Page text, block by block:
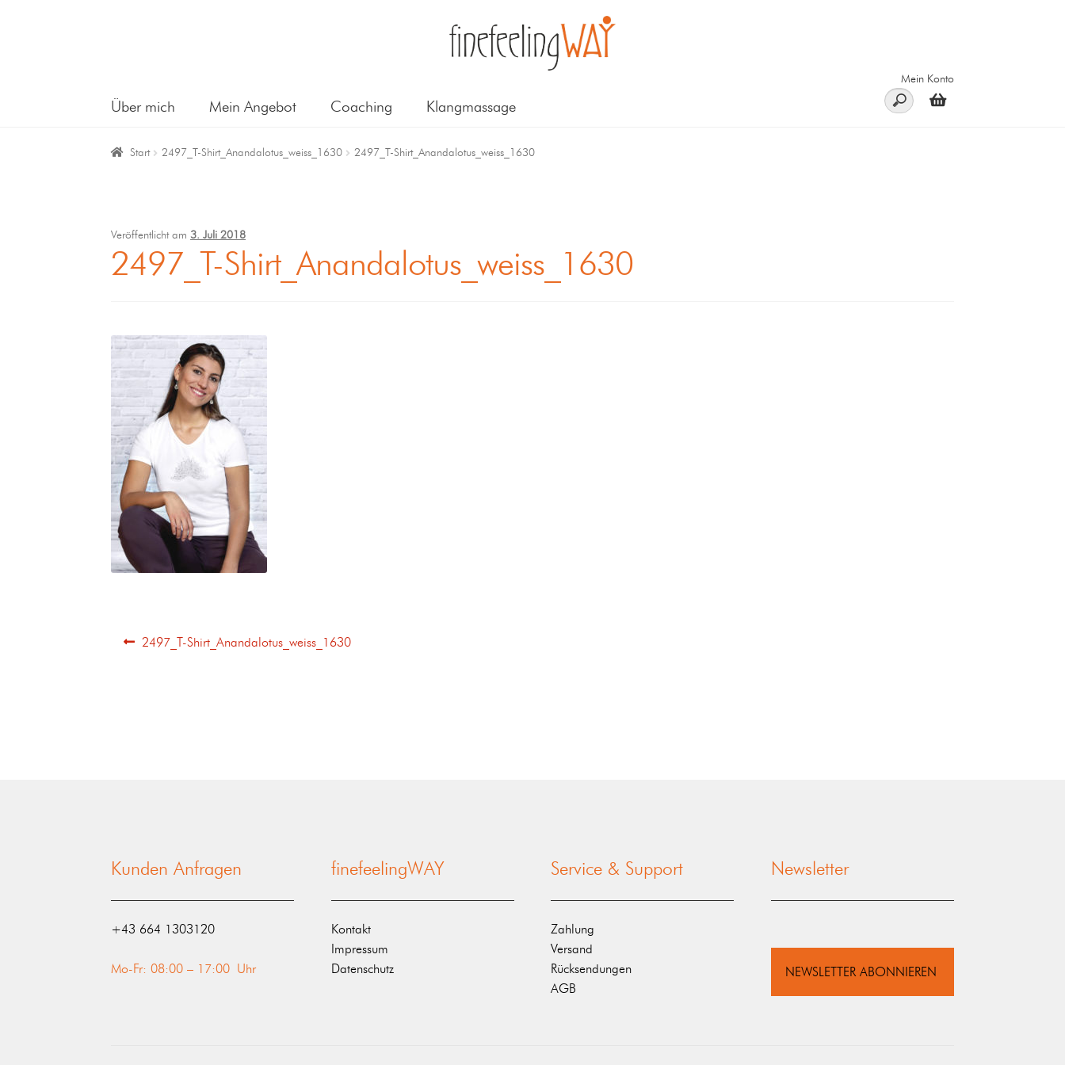
Über mich Mein Angebot Coaching Klangmassage
Mein Konto
Start 2497_T-Shirt_Anandalotus_weiss_1630 2497_T-Shirt_Anandalotus_weiss_1630
Veröffentlicht am 3. Juli 2018
2497_T-Shirt_Anandalotus_weiss_1630
2497_T-Shirt_Anandalotus_weiss_1630
Kunden Anfragen
‭+43 664 1303120‬
Mo-Fr: 08:00 – 17:00 Uhr
finefeelingWAY
Kontakt
Impressum
Datenschutz
Service & Support
Zahlung
Versand
Rücksendungen
AGB
Newsletter
NEWSLETTER ABONNIEREN